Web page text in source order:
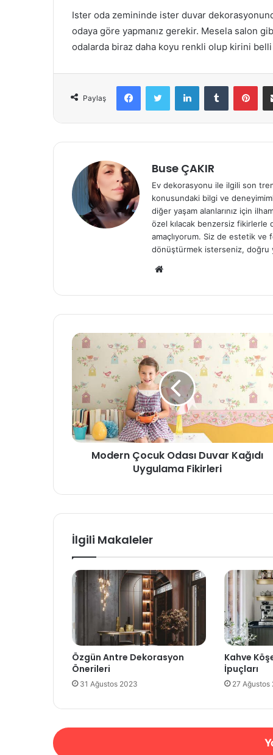
Ister oda zemininde ister duvar
odaya göre yapmanız gerekir. Mesela salon
odalarda biraz daha koyu renkli olup kirini
Paylaş
Buse ÇAKIR
Ev dekorasyonu ile ilgili son
konusundaki bilgi ve
diğer yaşam alanlarınız için
özel kılacak benzersiz fikirlerle
amaçlıyorum. Siz de estetik
dönüştürmek isterseniz, doğru
sit
esi
Modern Çocuk Odası Duvar Kağıdı
Uygulama Fikirleri
İlgili Makaleler
Özgün Antre Dekorasyon
Önerileri
31 Ağustos 2023
Kahve
İpuçları
27 Ağustos